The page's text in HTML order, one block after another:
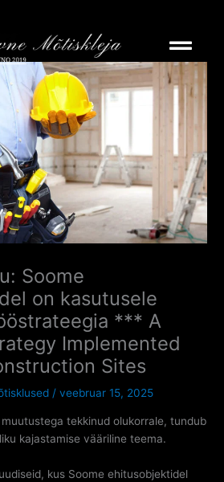
Soome
on kasutusele
*** A
Implemented
Sites
/veebruar 15, 2025
tekkinud olukorrale, tundub
kajastamise vääriline teema.
kus Soome ehitusobjektidel